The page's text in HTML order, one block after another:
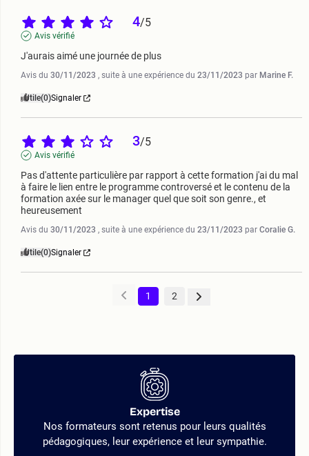
4/5
Avis vérifié
J'aurais aimé une journée de plus
Avis du 30/11/2023 , suite à une expérience du 23/11/2023 par Marine F.
Utile(0)Signaler
3/5
Avis vérifié
Pas d'attente particulière par rapport à cette formation j'ai du mal
à faire le lien entre le programme controversé et le contenu de la
formation axée sur le manager quel que soit son genre., et
heureusement
Avis du 30/11/2023 , suite à une expérience du 23/11/2023 par Coralie G.
Utile(0)Signaler
1 2
Expertise
Nos formateurs sont retenus pour leurs qualités
pédagogiques, leur expérience et leur sympathie.